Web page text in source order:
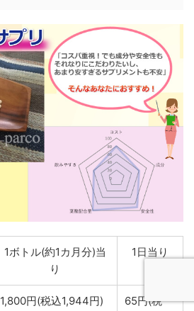
1ボトル(約1カ月分)当
り
1日当り
1,800円(税込1,944円)
65円(税